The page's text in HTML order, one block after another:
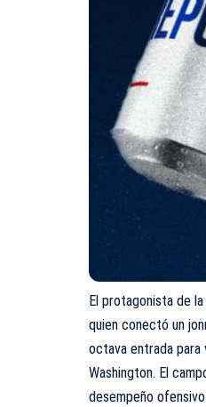
El protagonista de
quien conectó un
octava entrada
Washington. El
desempeño